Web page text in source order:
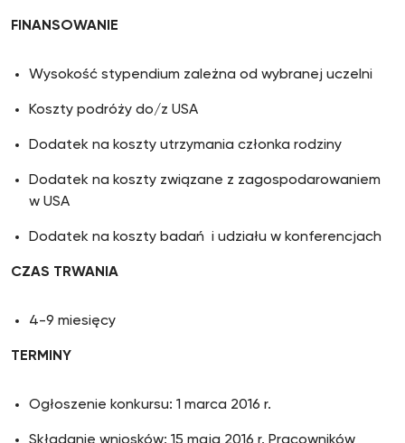
FINANSOWANIE
Wysokość stypendium zależna od wybranej uczelni
Koszty podróży do/z USA
Dodatek na koszty utrzymania członka rodziny
Dodatek na koszty związane z zagospodarowaniem
w USA
Dodatek na koszty badań i udziału w konferencjach
CZAS TRWANIA
4-9 miesięcy
TERMINY
Ogłoszenie konkursu: 1 marca 2016 r.